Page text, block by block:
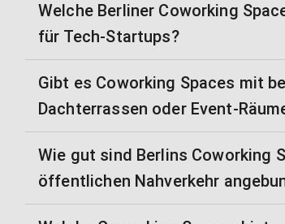
Welche Berliner Coworking
für Tech-Startups?
Gibt es Coworking Spaces mit
Dachterrassen oder Event-
Wie gut sind Berlins Coworking
öffentlichen Nahverkehr